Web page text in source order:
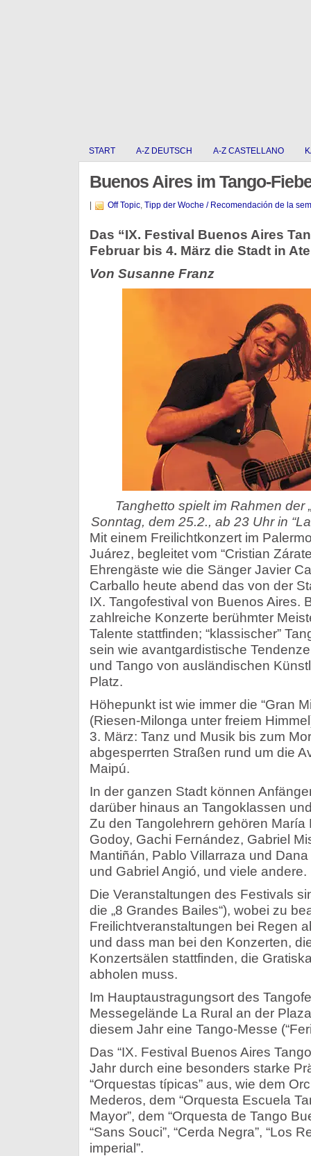
START A-Z DEUTSCH A-Z CASTELLANO
Buenos Aires im Tango-
Off Topic, Tipp der Woche / Recomendación de la
Das “IX. Festival Buenos Aires
Februar bis 4. März die Stadt in
Von Susanne Franz
Tanghetto spielt im Rahmen der
Sonntag, dem 25.2., ab 23 Uhr in
Mit einem Freilichtkonzert im
Juárez, begleitet vom “Cristian
Ehrengäste wie die Sänger Javier
Carballo heute abend das von der
IX. Tangofestival von Buenos Aires.
zahlreiche Konzerte berühmter
Talente stattfinden; “klassischer”
sein wie avantgardistische
und Tango von ausländischen
Platz.
Höhepunkt ist wie immer die “Gran
(Riesen-Milonga unter freiem
3. März: Tanz und Musik bis zum
abgesperrten Straßen rund um die
Maipú.
In der ganzen Stadt können
darüber hinaus an Tangoklassen
Zu den Tangolehrern gehören María
Godoy, Gachi Fernández, Gabriel
Mantiñán, Pablo Villarraza und
und Gabriel Angió, und viele andere.
Die Veranstaltungen des Festivals
die „8 Grandes Bailes“), wobei zu
Freilichtveranstaltungen bei Regen
und dass man bei den Konzerten,
Konzertsälen stattfinden, die
abholen muss.
Im Hauptaustragungsort des
Messegelände La Rural an der
diesem Jahr eine Tango-Messe
Das “IX. Festival Buenos Aires
Jahr durch eine besonders starke
“Orquestas típicas” aus, wie dem
Mederos, dem “Orquesta Escuela
Mayor”, dem “Orquesta de Tango
“Sans Souci”, “Cerda Negra”, “Los
imperial”.